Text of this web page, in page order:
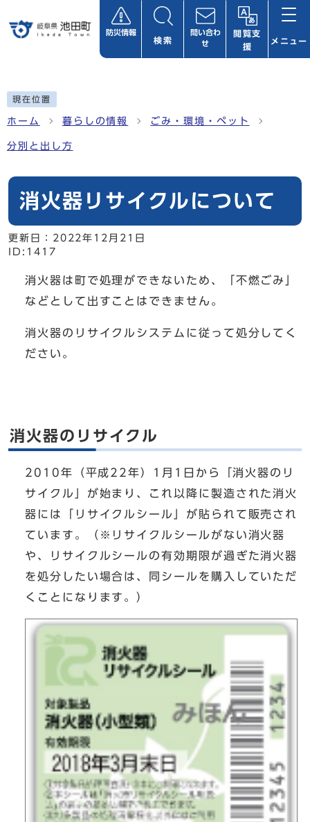
防災情報
検索
問い合わ
せ
閲覧支
援
メニュー
現在位置
ホーム 暮らしの情報 ごみ・環境・ペット
分別と出し方
消火器リサイクルについて
更新日： 2022年12月21日
ID:1417
消火器は町で処理ができないため、「不燃ごみ」
などとして出すことはできません。
消火器のリサイクルシステムに従って処分してく
ださい。
消火器のリサイクル
2010年（平成22年）1月1日から「消火器のリ
サイクル」が始まり、これ以降に製造された消火
器には「リサイクルシール」が貼られて販売され
ています。（※リサイクルシールがない消火器
や、リサイクルシールの有効期限が過ぎた消火器
を処分したい場合は、同シールを購入していただ
くことになります。）